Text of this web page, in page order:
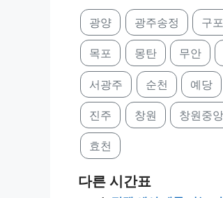
광양 광주송정 구포
목포 몽탄 무안
서광주 순천 예당
진주 창원 창원중앙
효천
다른 시간표